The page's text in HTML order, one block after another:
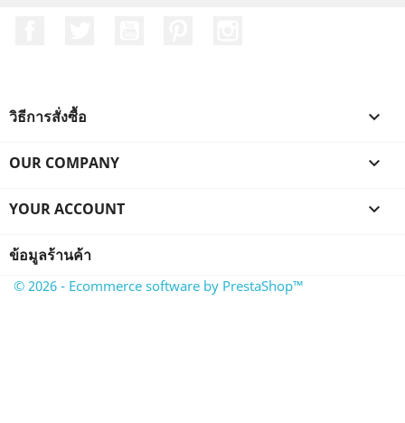
วิธีการสั่งซื้อ 
OUR COMPANY 
YOUR ACCOUNT 
ข้อมูลร้านค้า
© 2026 - Ecommerce software by PrestaShop™